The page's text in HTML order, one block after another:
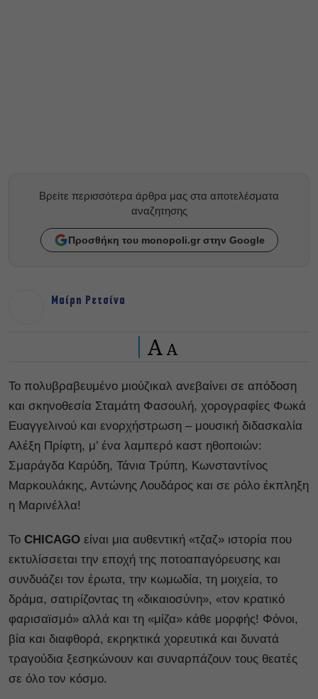
Βρείτε περισσότερα άρθρα μας στα αποτελέσματα
αναζητησης
Προσθήκη του monopoli.gr στην Google
Μαίρη Ρετσίνα
A A
Το πολυβραβευμένο μιούζικαλ ανεβαίνει σε απόδοση
και σκηνοθεσία Σταμάτη Φασουλή, χορογραφίες Φωκά
Ευαγγελινού και ενορχήστρωση – μουσική διδασκαλία
Αλέξη Πρίφτη, μ’ ένα λαμπερό καστ ηθοποιών:
Σμαράγδα Καρύδη, Τάνια Τρύπη, Κωνσταντίνος
Μαρκουλάκης, Αντώνης Λουδάρος και σε ρόλο έκπληξη
η Μαρινέλλα!
Το CHICAGO είναι μια αυθεντική «τζαζ» ιστορία που
εκτυλίσσεται την εποχή της ποτοαπαγόρευσης και
συνδυάζει τον έρωτα, την κωμωδία, τη μοιχεία, το
δράμα, σατιρίζοντας τη «δικαιοσύνη», «τον κρατικό
φαρισαϊσμό» αλλά και τη «μίζα» κάθε μορφής! Φόνοι,
βία και διαφθορά, εκρηκτικά χορευτικά και δυνατά
τραγούδια ξεσηκώνουν και συναρπάζουν τους θεατές
σε όλο τον κόσμο.